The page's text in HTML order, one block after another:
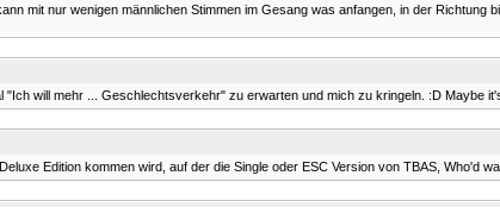
mit nur wenigen männlichen Stimmen im Gesang was anfangen, in der
will mehr ... Geschlechtsverkehr" zu erwarten und mich zu kringeln. :D Maybe
Edition kommen wird, auf der die Single oder ESC Version von TBAS, Who'd